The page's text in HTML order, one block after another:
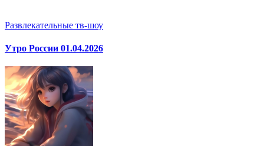
Развлекательные тв-шоу
Утро России 01.04.2026